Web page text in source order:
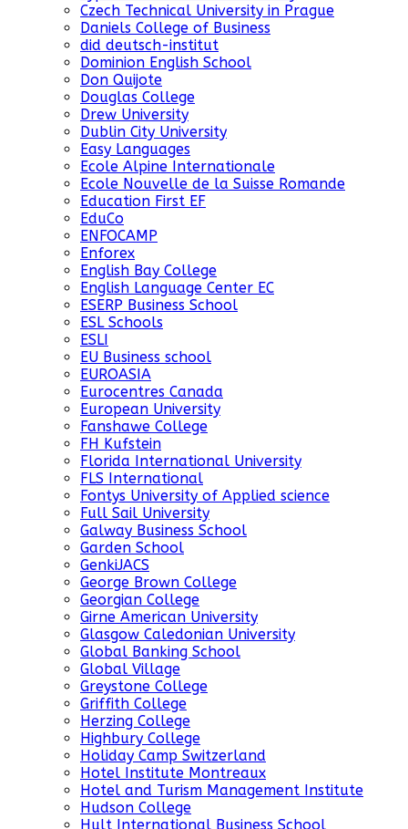
Czech Technical University in Prague
Daniels College of Business
did deutsch-institut
Dominion English School
Don Quijote
Douglas College
Drew University
Dublin City University
Easy Languages
Ecole Alpine Internationale
Ecole Nouvelle de la Suisse Romande
Education First EF
EduCo
ENFOCAMP
Enforex
English Bay College
English Language Center EC
ESERP Business School
ESL Schools
ESLI
EU Business school
EUROASIA
Eurocentres Canada
European University
Fanshawe College
FH Kufstein
Florida International University
FLS International
Fontys University of Applied science
Full Sail University
Galway Business School
Garden School
GenkiJACS
George Brown College
Georgian College
Girne American University
Glasgow Caledonian University
Global Banking School
Global Village
Greystone College
Griffith College
Herzing College
Highbury College
Holiday Camp Switzerland
Hotel Institute Montreaux
Hotel and Turism Management Institute
Hudson College
Hult International Business School